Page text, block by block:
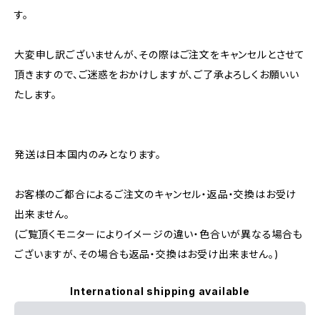
す。
大変申し訳ございませんが、その際はご注文をキャンセルとさせて
頂きますので、ご迷惑をおかけしますが、ご了承よろしくお願いい
たします。
発送は日本国内のみとなります。
お客様のご都合によるご注文のキャンセル・返品・交換はお受け
出来ません。
(ご覧頂くモニターによりイメージの違い・色合いが異なる場合も
ございますが、その場合も返品・交換はお受け出来ません。)
International shipping available